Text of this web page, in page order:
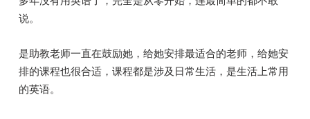
说。
是助教老师一直在鼓励她，给她安排最适合的老师，给她安
排的课程也很合适，课程都是涉及日常生活，是生活上常用
的英语。